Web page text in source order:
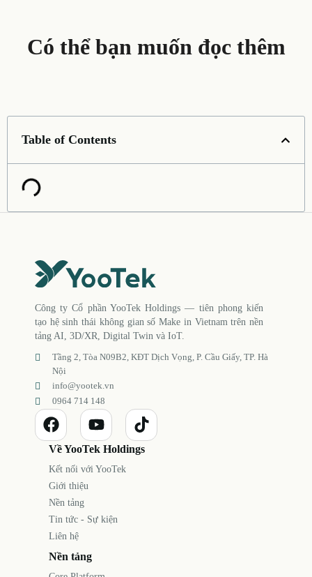
Có thể bạn muốn đọc thêm
Table of Contents
Công ty Cổ phần YooTek Holdings — tiên phong kiến
tạo hệ sinh thái không gian số Make in Vietnam trên nền
tảng AI, 3D/XR, Digital Twin và IoT.
Tầng 2, Tòa N09B2, KĐT Dịch Vọng, P. Cầu Giấy, TP. Hà
Nội
info@yootek.vn
0964 714 148
Về YooTek Holdings
Kết nối với YooTek
Giới thiệu
Nền tảng
Tin tức - Sự kiện
Liên hệ
Nền tảng